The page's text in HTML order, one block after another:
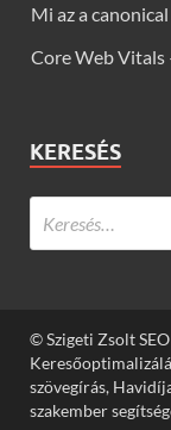
Mi az a
Core Web Vitals
KERESÉS
© Szigeti Zsolt
szövegírás,
szakember